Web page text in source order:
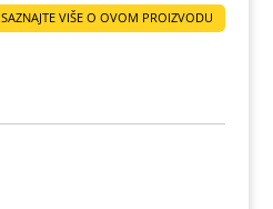
SAZNAJTE VIŠE O OVOM PROIZVODU